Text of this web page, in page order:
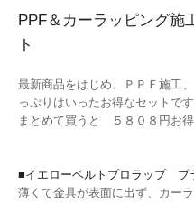
PPF＆カーラッピング施
ト
最新商品をはじめ、ＰＰＦ施工
っぷりはいったお得なセットです
まとめて買うと ５８０８円お得
■イエローベルトプロラップ ブ
薄くて金具が表面に出ず、カー